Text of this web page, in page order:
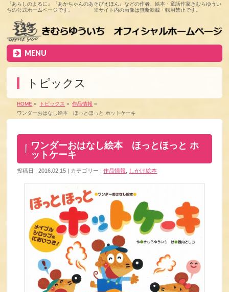
『あらしのよるに』『あかちゃんのあそびえほん』などの作者、絵本・童話作家きむらゆうい
ちの公式ホームページです。 ※サイト内の画像は無断転載・転用禁止です。
MENU
トピックス
HOME » トピックス » 作品情報 »
ワンダーおはなし絵本 ほっとほっと ホットケーキ
ワンダーおはなし絵本 ほっとほっと ホ
ットケーキ
投稿日 : 2016.02.15 カテゴリー :作品情報 しかけ絵本